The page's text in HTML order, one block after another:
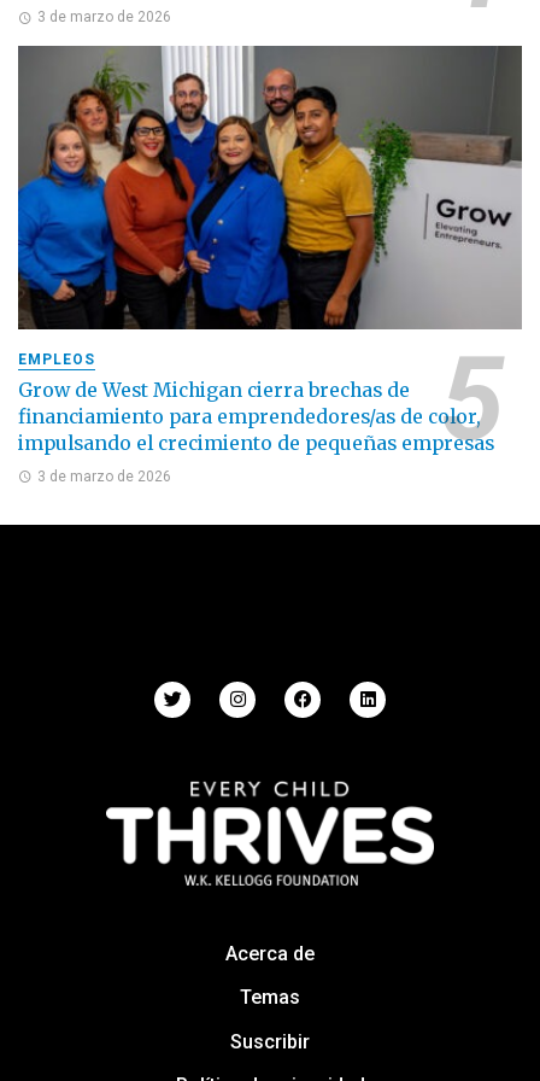
3 de marzo de 2026
EMPLEOS
Grow de West Michigan cierra brechas de
financiamiento para emprendedores/as de color,
impulsando el crecimiento de pequeñas empresas
3 de marzo de 2026
Acerca de
Temas
Suscribir